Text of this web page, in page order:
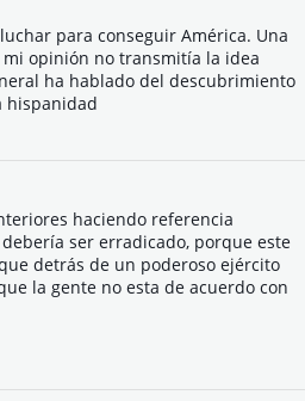
para conseguir América. Una
opinión no transmitía la idea
ha hablado del descubrimiento
hispanidad
haciendo referencia
ser erradicado, porque este
detrás de un poderoso ejército
la gente no esta de acuerdo con